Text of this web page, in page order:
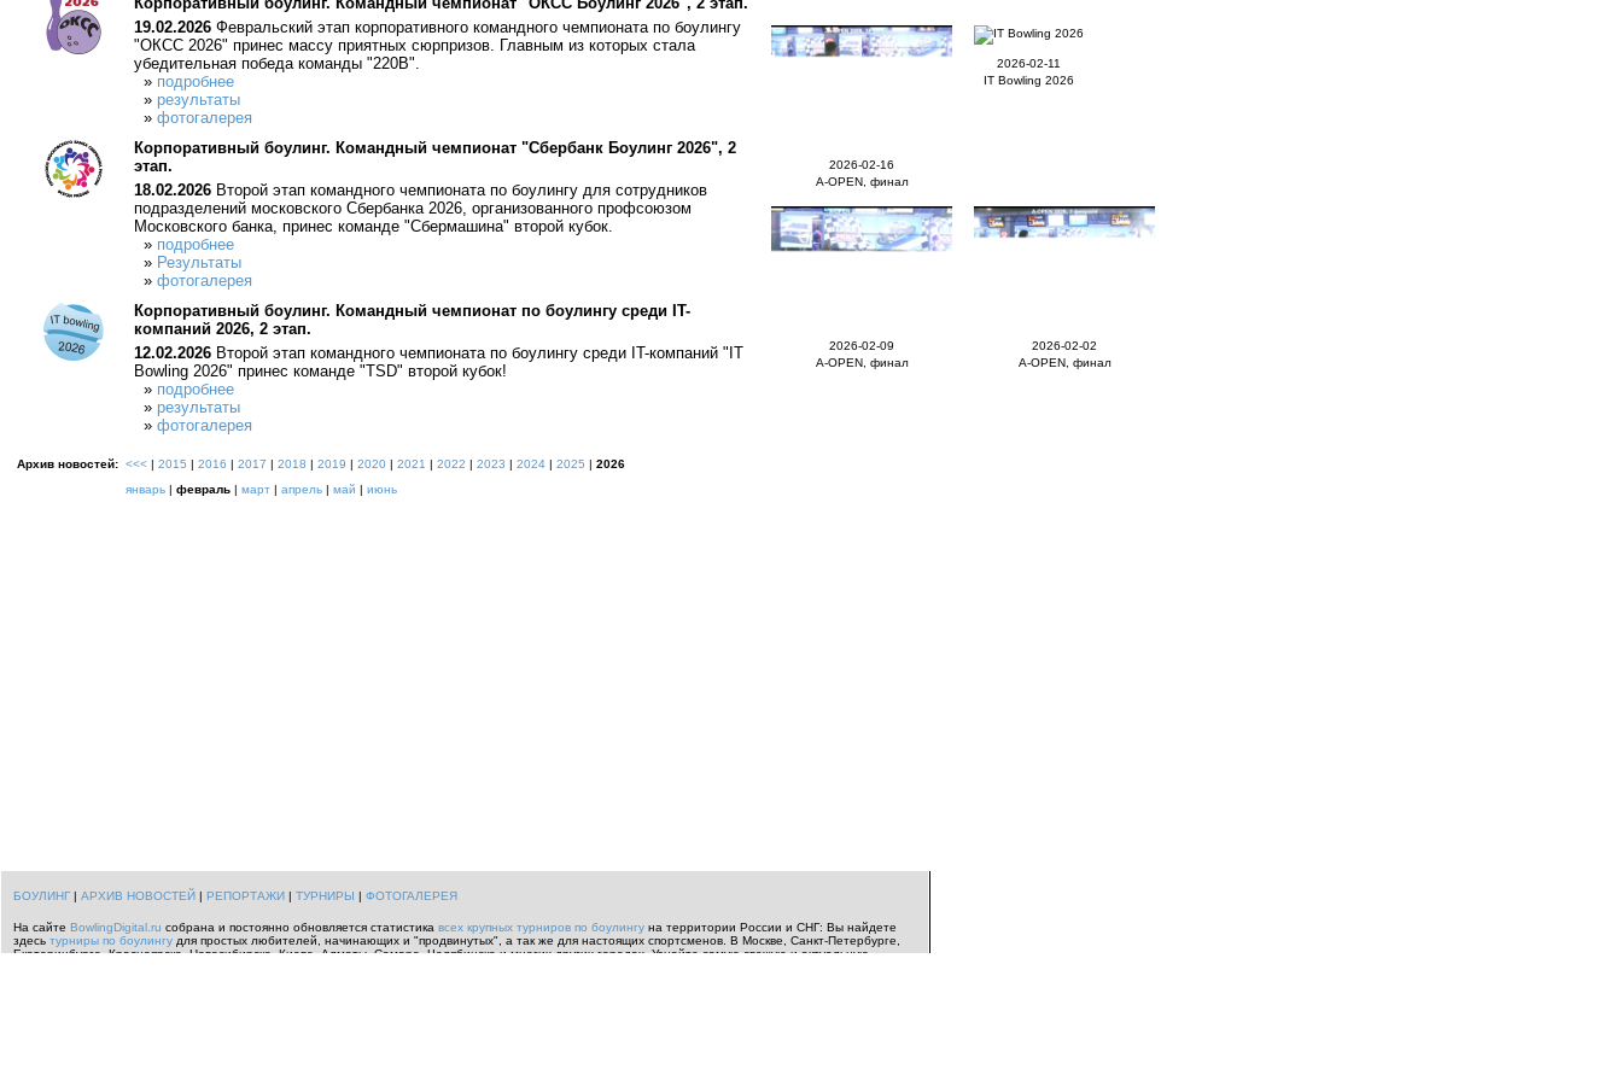
19.02.2026 Февральский этап корпоративного командного чемпионата по боулингу
"ОКСС 2026" принес массу приятных сюрпризов. Главным из которых стала
убедительная победа команды "220В".
» подробнее
» результаты
» фотогалерея
Корпоративный боулинг. Командный чемпионат "Сбербанк Боулинг 2026", 2
этап.
18.02.2026 Второй этап командного чемпионата по боулингу для сотрудников
подразделений московского Сбербанка 2026, организованного профсоюзом
Московского банка, принес команде "Сбермашина" второй кубок.
» подробнее
» Результаты
» фотогалерея
Корпоративный боулинг. Командный чемпионат по боулингу среди IT-
компаний 2026, 2 этап.
12.02.2026 Второй этап командного чемпионата по боулингу среди IT-компаний "IT
Bowling 2026" принес команде "TSD" второй кубок!
» подробнее
» результаты
» фотогалерея
Архив новостей: <<< | 2015 | 2016 | 2017 | 2018 | 2019 | 2020 | 2021 | 2022 | 2023 | 2024 | 2025 | 2026
январь | февраль | март | апрель | май | июнь
2026-02-16
A-OPEN, финал
2026-02-11
IT Bowling 2026
2026-02-09
A-OPEN, финал
2026-02-02
A-OPEN, финал
БОУЛИНГ| АРХИВ НОВОСТЕЙ | РЕПОРТАЖИ | ТУРНИРЫ | ФОТОГАЛЕРЕЯ
На сайте BowlingDigital.ru собрана и постоянно обновляется статистика всех крупных турниров по боулингу на территории России и СНГ: Вы найдете
здесь турниры по боулингу для простых любителей, начинающих и "продвинутых", а так же для настоящих спортсменов. В Москве, Санкт-Петербурге,
Екатеринбурге, Красноярске, Новосибирске, Киеве, Алматы, Самаре, Челябинске и многих других городах. Узнайте самую свежую и актуальную